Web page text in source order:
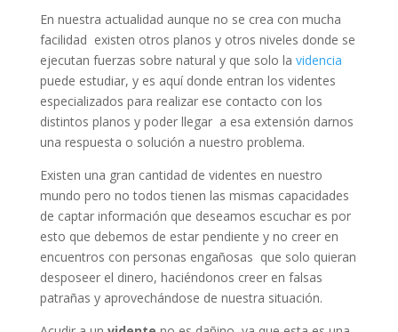
En nuestra actualidad aunque no se crea con mucha
facilidad existen otros planos y otros niveles donde se
ejecutan fuerzas sobre natural y que solo la videncia
puede estudiar, y es aquí donde entran los videntes
especializados para realizar ese contacto con los
distintos planos y poder llegar a esa extensión darnos
una respuesta o solución a nuestro problema.
Existen una gran cantidad de videntes en nuestro
mundo pero no todos tienen las mismas capacidades
de captar información que deseamos escuchar es por
esto que debemos de estar pendiente y no creer en
encuentros con personas engañosas que solo quieran
desposeer el dinero, haciéndonos creer en falsas
patrañas y aprovechándose de nuestra situación.